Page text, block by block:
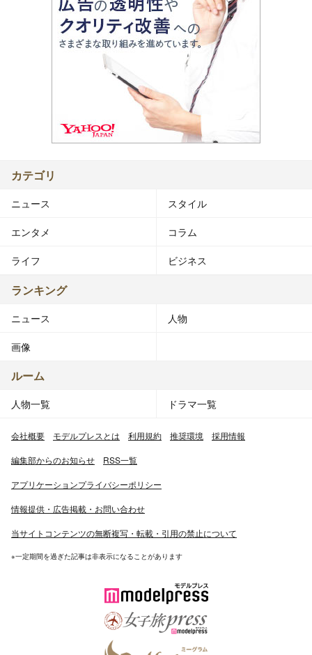
カテゴリ
ニュース スタイル
エンタメ コラム
ライフ ビジネス
ランキング
ニュース 人物
画像
ルーム
人物一覧 ドラマ一覧
会社概要 モデルプレスとは 利用規約 推奨環境 採用情報
編集部からのお知らせ RSS一覧
アプリケーションプライバシーポリシー
情報提供・広告掲載・お問い合わせ
当サイトコンテンツの無断複写・転載・引用の禁止について
※一定期間を過ぎた記事は非表示になることがあります